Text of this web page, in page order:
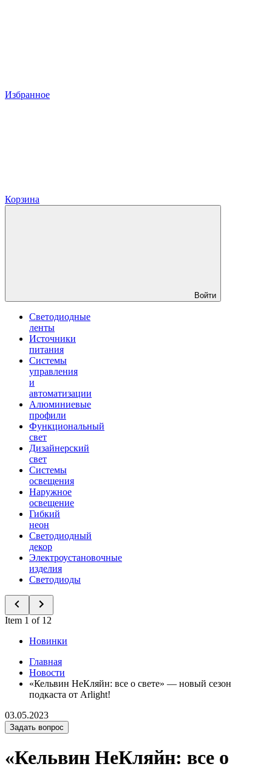
Избранное
Корзина
Войти
Светодиодные
ленты
Источники
питания
Системы
управления
и
автоматизации
Алюминиевые
профили
Функциональный
свет
Дизайнерский
свет
Системы
освещения
Наружное
освещение
Гибкий
неон
Светодиодный
декор
Электроустановочные
изделия
Светодиоды
Item 1 of 12
Новинки
Главная
Новости
«Кельвин НеКляйн: все о свете» — новый сезон
подкаста от Arlight!
03.05.2023
Задать вопрос
«Кельвин НеКляйн: все о